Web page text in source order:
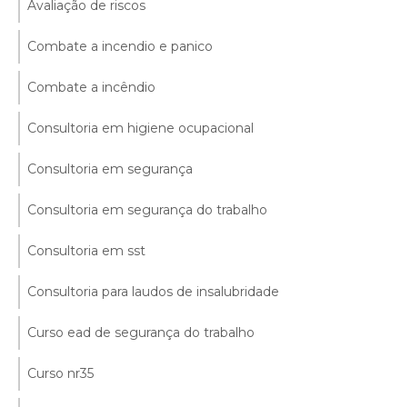
Avaliação de riscos
Combate a incendio e panico
Combate a incêndio
Consultoria em higiene ocupacional
Consultoria em segurança
Consultoria em segurança do trabalho
Consultoria em sst
Consultoria para laudos de insalubridade
Curso ead de segurança do trabalho
Curso nr35